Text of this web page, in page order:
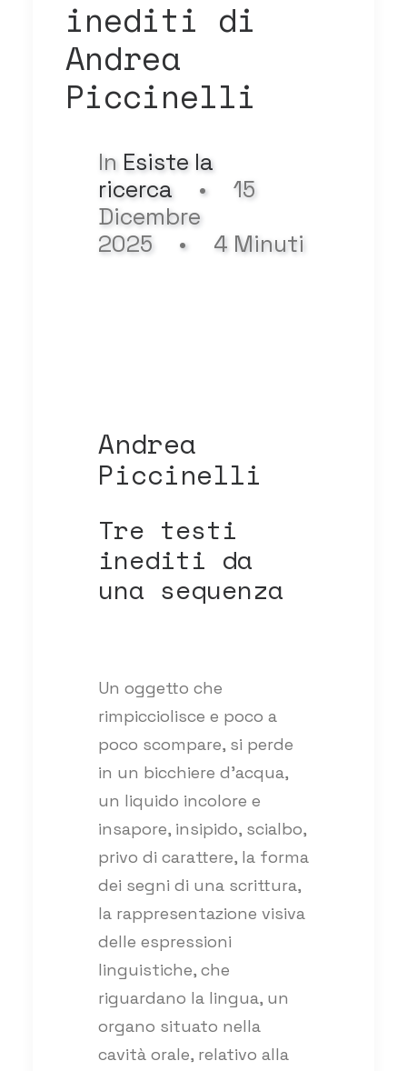
inediti di
Andrea
Piccinelli
In Esiste la
ricerca
•
15
Dicembre
2025
• 4 Minuti
Andrea
Piccinelli
Tre testi
inediti da
una sequenza
Un oggetto che
rimpicciolisce e poco a
poco scompare, si perde
in un bicchiere d’acqua,
un liquido incolore e
insapore, insipido, scialbo,
privo di carattere, la forma
dei segni di una scrittura,
la rappresentazione visiva
delle espressioni
linguistiche, che
riguardano la lingua, un
organo situato nella
cavità orale, relativo alla